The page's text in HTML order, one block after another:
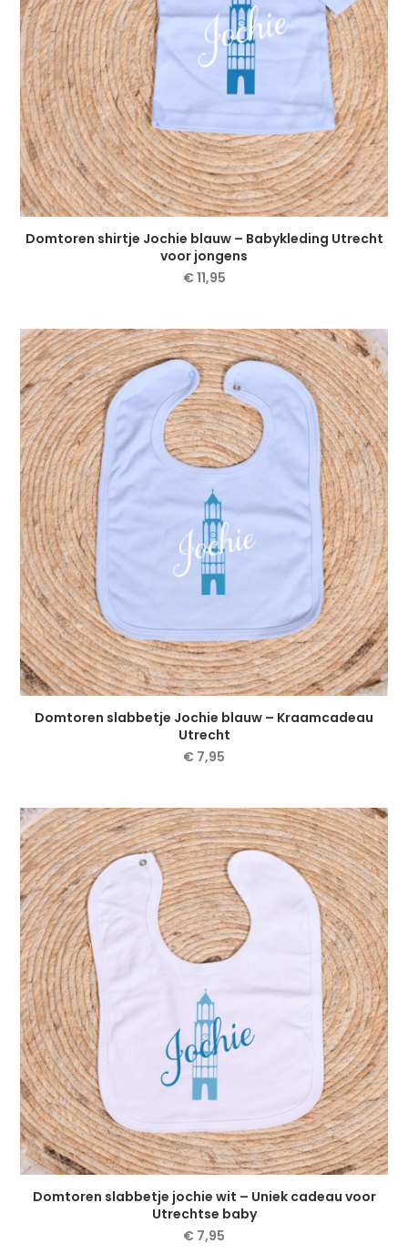
de
productpagina
Domtoren shirtje Jochie blauw – Babykleding Utrecht
voor jongens
€11,95
heeft
meerdere
variaties.
Deze
optie
kan
gekozen
worden
op
de
productpagina
Domtoren slabbetje Jochie blauw – Kraamcadeau
Utrecht
€ 7,95
Domtoren slabbetje jochie wit – Uniek cadeau voor
Utrechtse baby
€ 7,95